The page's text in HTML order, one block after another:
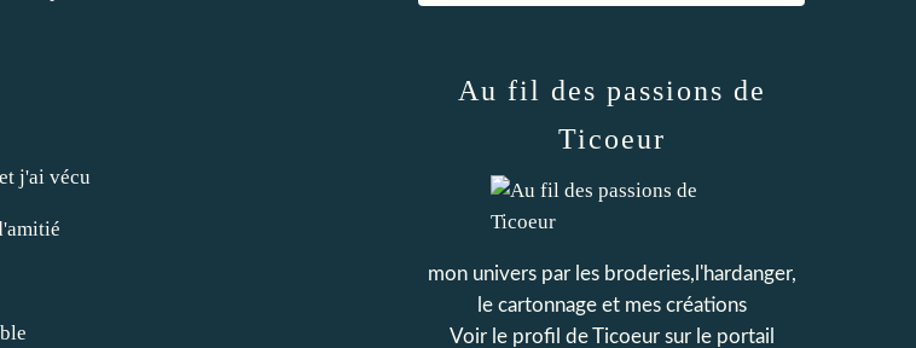
j'ai vécu
Au fil des passions de
Ticoeur
mon univers par les broderies,l'hardanger,
le cartonnage et mes créations
Voir le profil deTicoeursur le portail